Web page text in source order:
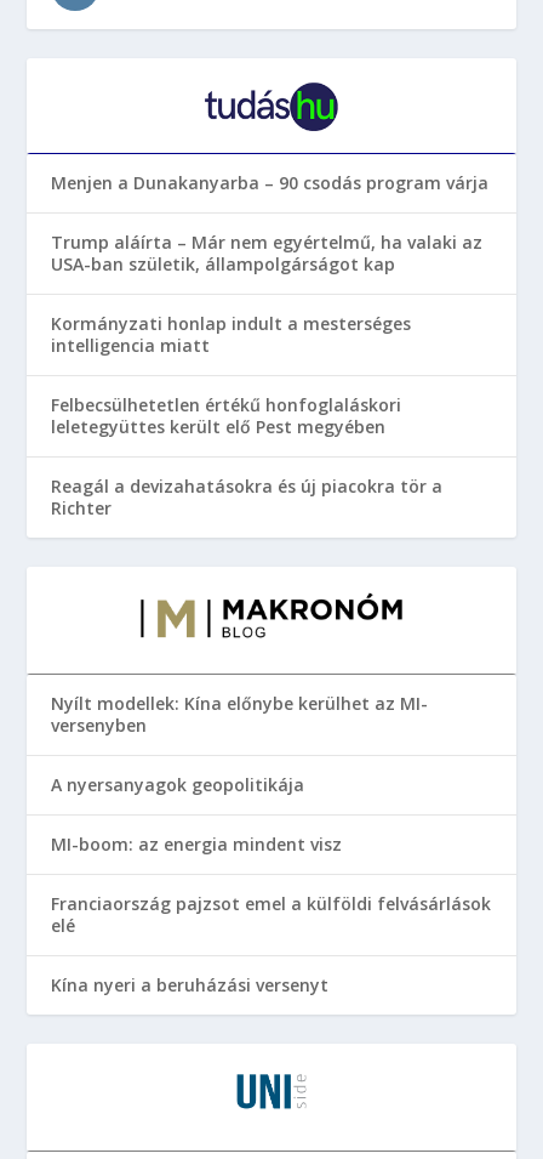
Menjen a Dunakanyarba – 90 csodás program várja
Trump aláírta – Már nem egyértelmű, ha valaki az
USA-ban születik, állampolgárságot kap
Kormányzati honlap indult a mesterséges
intelligencia miatt
Felbecsülhetetlen értékű honfoglaláskori
leletegyüttes került elő Pest megyében
Reagál a devizahatásokra és új piacokra tör a
Richter
Nyílt modellek: Kína előnybe kerülhet az MI-
versenyben
A nyersanyagok geopolitikája
MI-boom: az energia mindent visz
Franciaország pajzsot emel a külföldi felvásárlások
elé
Kína nyeri a beruházási versenyt